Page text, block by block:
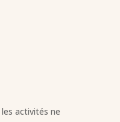
activités ne